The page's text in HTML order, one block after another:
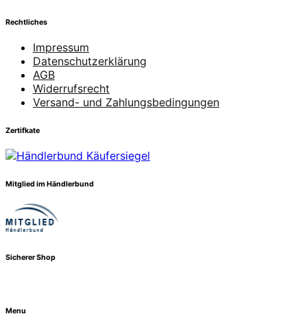
Rechtliches
Impressum
Datenschutzerklärung
AGB
Widerrufsrecht
Versand- und Zahlungsbedingungen
Zertifkate
Mitglied im Händlerbund
Sicherer Shop
Menu